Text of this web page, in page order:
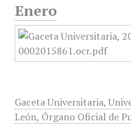
Enero
Gaceta Universitaria,
León, Órgano Oficial de